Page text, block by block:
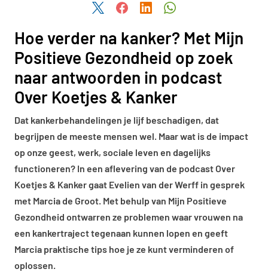
Deel dit artikel via Twitter
Deel dit artikel via Facebook
Deel dit artikel via LinkedIn
Hoe verder na kanker? Met Mijn
Positieve Gezondheid op zoek
naar antwoorden in podcast
Over Koetjes & Kanker
Dat kankerbehandelingen je lijf beschadigen, dat
begrijpen de meeste mensen wel. Maar wat is de impact
op onze geest, werk, sociale leven en dagelijks
functioneren? In een aflevering van de podcast Over
Koetjes & Kanker gaat Evelien van der Werff in gesprek
met Marcia de Groot. Met behulp van Mijn Positieve
Gezondheid ontwarren ze problemen waar vrouwen na
een kankertraject tegenaan kunnen lopen en geeft
Marcia praktische tips hoe je ze kunt verminderen of
oplossen.